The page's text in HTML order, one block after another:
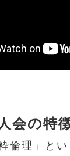
会の特
倫理」と